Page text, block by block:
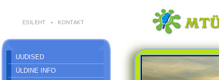
ESILEHT • KONTAKT
UUDISED
ÜLDINE INFO